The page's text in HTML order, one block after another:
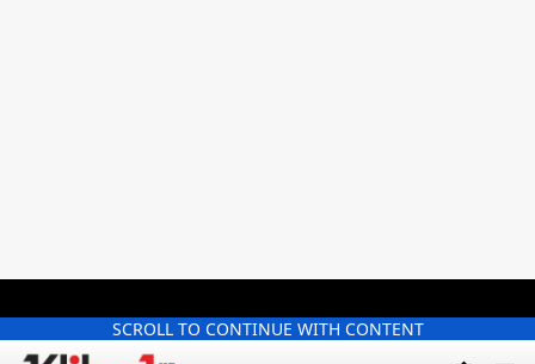
SCROLL TO CONTINUE WITH CONTENT